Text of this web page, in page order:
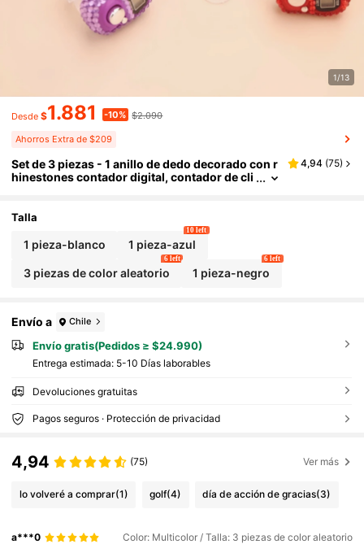
1/13
Desde $1.881 -10% $2.090
Ahorros Extra de $209
Set de 3 piezas - 1 anillo de dedo decorado con r
hinestones contador digital, contador de cli
inventario de almacén, accesorios de oración
4,94 (75)
Talla
1 pieza-blanco 1 pieza-azul
10 left
3 piezas de color aleatorio
6 left
1 pieza-negro
6 left
Envío a Chile
Envío gratis(Pedidos ≥ $24.990)
Entrega estimada: 5-10 Días laborables
Devoluciones gratuitas
Pagos seguros · Protección de privacidad
4,94 (75) Ver más
lo volveré a comprar(1) golf(4) día de acción de gracias(3)
a***0 Color: Multicolor / Talla: 3 piezas de color aleatorio